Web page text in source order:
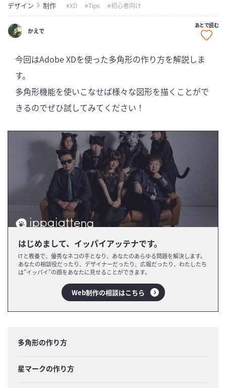
デザイン 制作 XD Tips 初心者向け
かえで
あとで読む
今回はAdobe XDを使った多角形の作り方を解説しま
す。
多角形機能を使いこなせば様々な図形を描くことがで
きるのでぜひ試してみてください！
はじめまして、イッパイアッテナです。
ITと教養で、優秀なネコの手となり、あなたのあらゆる問題を解決します。
あなたの相談役だったり、デザイナーだったり、広報だったり、わたしたち
は”イッパイ”の顔をあなたに見せることができます。
Web制作の相談はこちら
多角形の作り方
星マークの作り方